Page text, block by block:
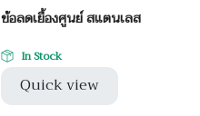
ข้อลดเยื้องศูนย์ สแตนเลส
In Stock
Quick view